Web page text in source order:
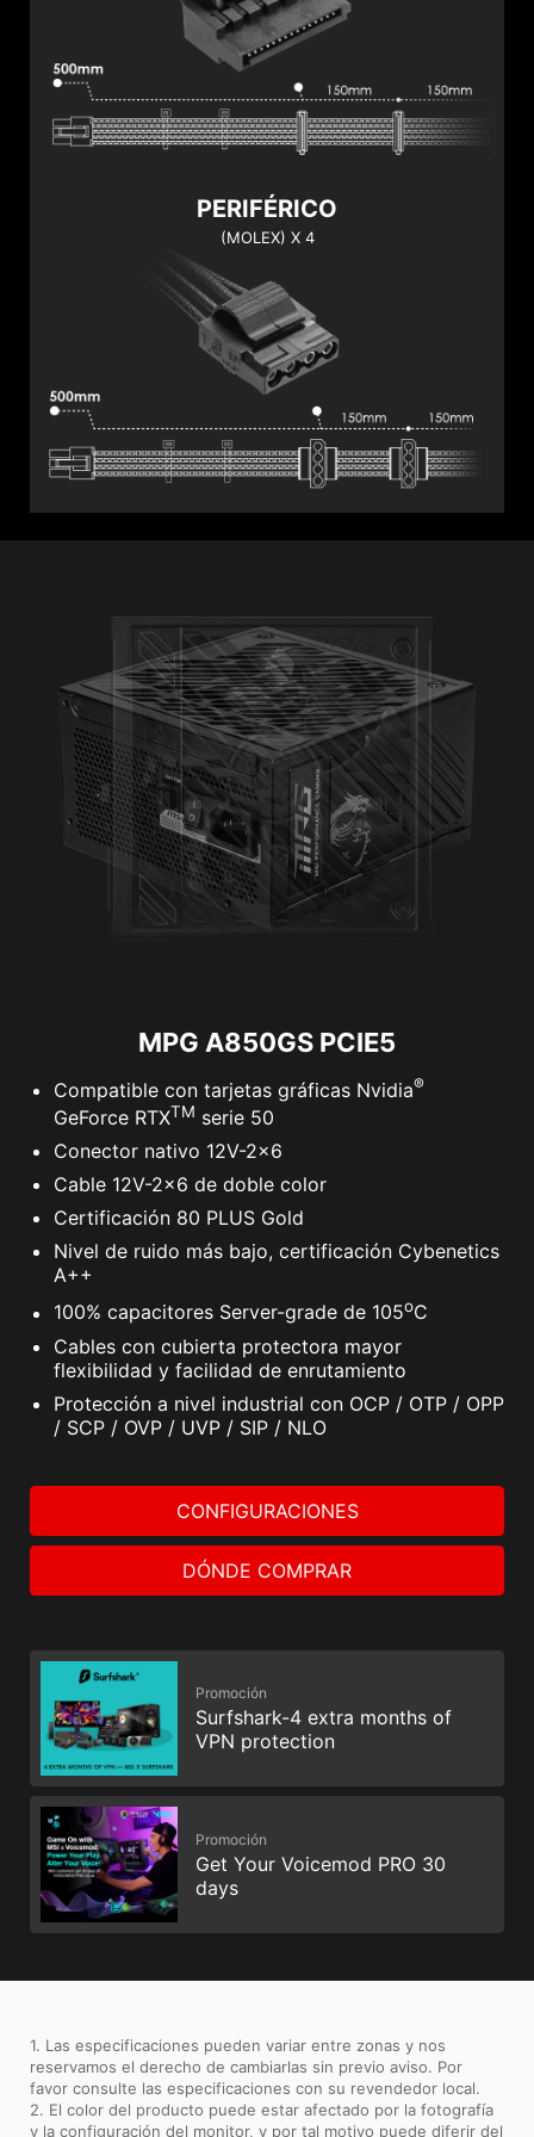
PERIFÉRICO
(MOLEX) X 4
MPG A850GS PCIE5
Compatible con tarjetas gráficas Nvidia®
GeForce RTXTM serie 50
Conector nativo 12V-2x6
Cable 12V-2x6 de doble color
Certificación 80 PLUS Gold
Nivel de ruido más bajo, certificación Cybenetics
A++
100% capacitores Server-grade de 105oC
Cables con cubierta protectora mayor
flexibilidad y facilidad de enrutamiento
Protección a nivel industrial con OCP / OTP / OPP
/ SCP / OVP / UVP / SIP / NLO
CONFIGURACIONES
DÓNDE COMPRAR
Promoción
Surfshark-4 extra months of
VPN protection
Promoción
Get Your Voicemod PRO 30
days
1. Las especificaciones pueden variar entre zonas y nos
reservamos el derecho de cambiarlas sin previo aviso. Por
favor consulte las especificaciones con su revendedor local.
2. El color del producto puede estar afectado por la fotografía
y la configuración del monitor, y por tal motivo puede diferir del